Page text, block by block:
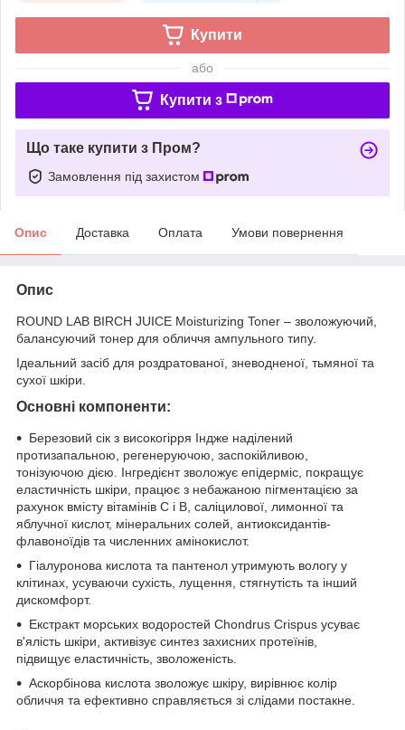
Купити
або
Купити з
Що таке купити з Пром?
Замовлення під захистом
Опис Доставка Оплата Умови повернення
Опис
ROUND LAB BIRCH JUICE Moisturizing Toner – зволожуючий,
балансуючий тонер для обличчя ампульного типу.
Ідеальний засіб для роздратованої, зневодненої, тьмяної та
сухої шкіри.
Основні компоненти:
Березовий сік з високогірря Індже наділений
протизапальною, регенеруючою, заспокійливою,
тонізуючою дією. Інгредієнт зволожує епідерміс, покращує
еластичність шкіри, працює з небажаною пігментацією за
рахунок вмісту вітамінів С і В, саліцилової, лимонної та
яблучної кислот, мінеральних солей, антиоксидантів-
флавоноїдів та численних амінокислот.
Гіалуронова кислота та пантенол утримують вологу у
клітинах, усуваючи сухість, лущення, стягнутість та інший
дискомфорт.
Екстракт морських водоростей Chondrus Crispus усуває
в'ялість шкіри, активізує синтез захисних протеїнів,
підвищує еластичність, зволоженість.
Аскорбінова кислота зволожує шкіру, вирівнює колір
обличчя та ефективно справляється зі слідами постакне.